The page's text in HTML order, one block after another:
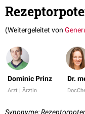
(Weitergeleitet von
Dominic Prinz
Arzt | Ärztin
Dr.
Synonyme: